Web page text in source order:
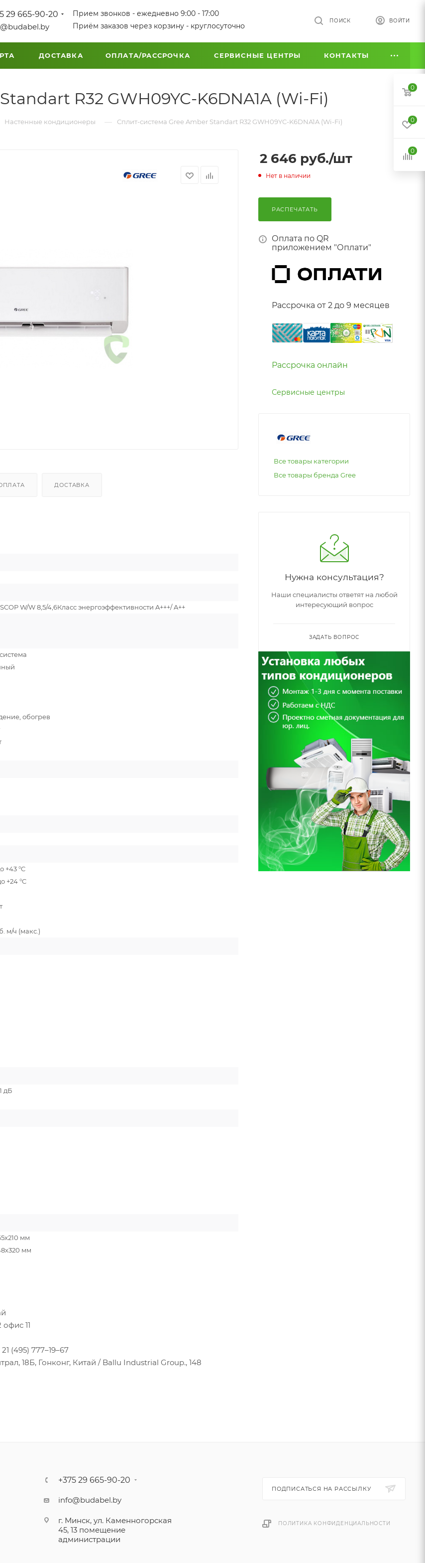
29 665-90-20
Прием звонков - ежедневно 9:00 - 17:00
Приём заказов через корзину - круглосуточно
ВОЙТИ
ПОИСК
ДОСТАВКА ОПЛАТА/РАССРОЧКА СЕРВИСНЫЕ ЦЕНТРЫ КОНТАКТЫ
R32 GWH09YC-K6DNA1A (Wi-Fi)
Настенные кондиционеры — Сплит-система Gree Amber Standart R32 GWH09YC-K6DNA1A (Wi-Fi)
ДОСТАВКА
W/W 8,5/4,6Класс энергоэффективности A+++/ A++
обогрев
+43 °C
+24 °C
м/ч (макс.)
дБ
мм
мм
11
(495) 777–19–67
18Б, Гонконг, Китай / Ballu Industrial Group., 148
2 646 руб./шт
Нет в наличии
РАСПЕЧАТАТЬ
Оплата по QR
приложением "Оплати"
Рассрочка от 2 до 9 месяцев
Рассрочка онлайн
Сервисные центры
Все товары категории
Все товары бренда Gree
Нужна консультация?
Наши специалисты ответят на любой
интересующий вопрос
ЗАДАТЬ ВОПРОС
+375 29 665-90-20
info@budabel.by
г. Минск, ул. Каменногорская
45, 13 помещение
администрации
ПОДПИСАТЬСЯ НА РАССЫЛКУ
ПОЛИТИКА КОНФИДЕНЦИАЛЬНОСТИ
0
0
0